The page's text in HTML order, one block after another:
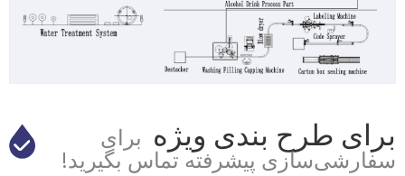
برای طرح بندی ویژه برای
سفارشی‌سازی پیشرفته تماس بگیرید!